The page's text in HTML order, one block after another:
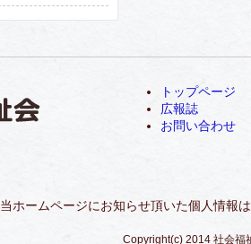
トップページ
広報誌
お問い合わせ
当ホームページにお知らせ頂いた個人情報
Copyright(c) 2014 社会